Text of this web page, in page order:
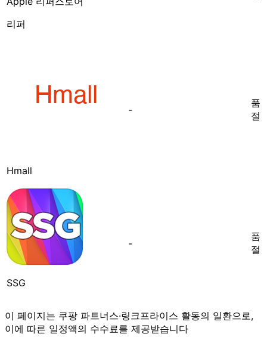
리퍼
Hmall
-
품
절
SSG
-
품
절
이 페이지는 쿠팡 파트너스·링크프라이스 활동의 일환으로,
이에 따른 일정액의 수수료를 제공받습니다